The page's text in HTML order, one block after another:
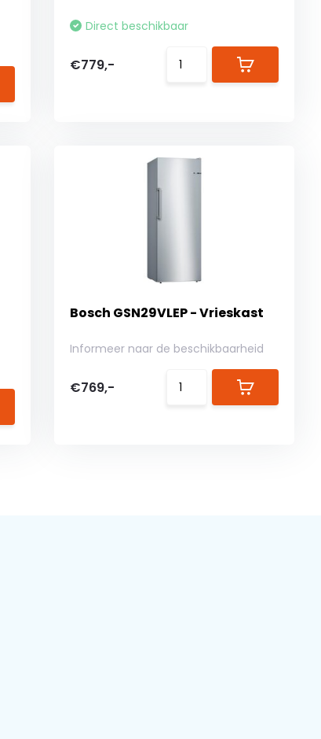
Direct beschikbaar
€779,-
Bosch GSN29VLEP - Vrieskast
Informeer naar de beschikbaarheid
€769,-